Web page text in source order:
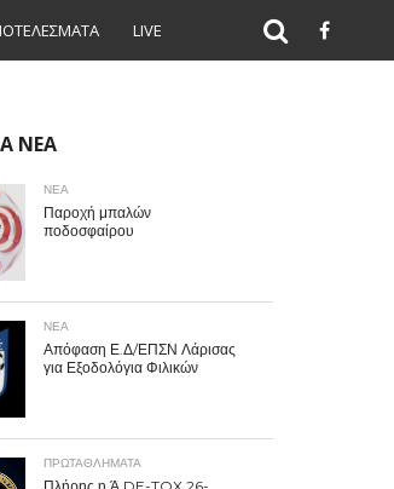
LIVE
ΝΕΑ
ΝΕΑ
Παροχή μπαλών
ποδοσφαίρου
ΝΕΑ
Απόφαση Ε.Δ/ΕΠΣΝ Λάρισας
για Εξοδολόγια Φιλικών
ΠΡΩΤΑΘΛΉΜΑΤΑ